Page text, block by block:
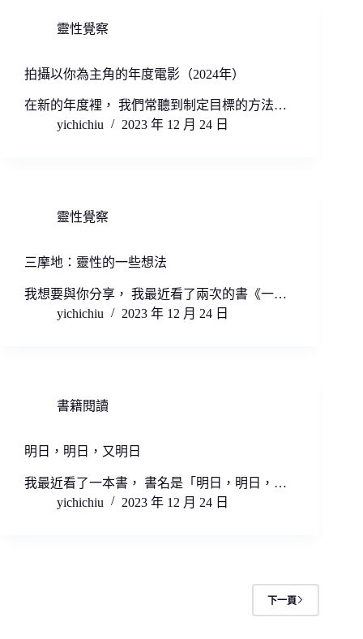
靈性覺察
拍攝以你為主角的年度電影（2024年）
在新的年度裡， 我們常聽到制定目標的方法…
yichichiu
2023 年 12 月 24 日
靈性覺察
三摩地：靈性的一些想法
我想要與你分享， 我最近看了兩次的書《一…
yichichiu
2023 年 12 月 24 日
書籍閱讀
明日，明日，又明日
我最近看了一本書， 書名是「明日，明日，…
yichichiu
2023 年 12 月 24 日
下一頁